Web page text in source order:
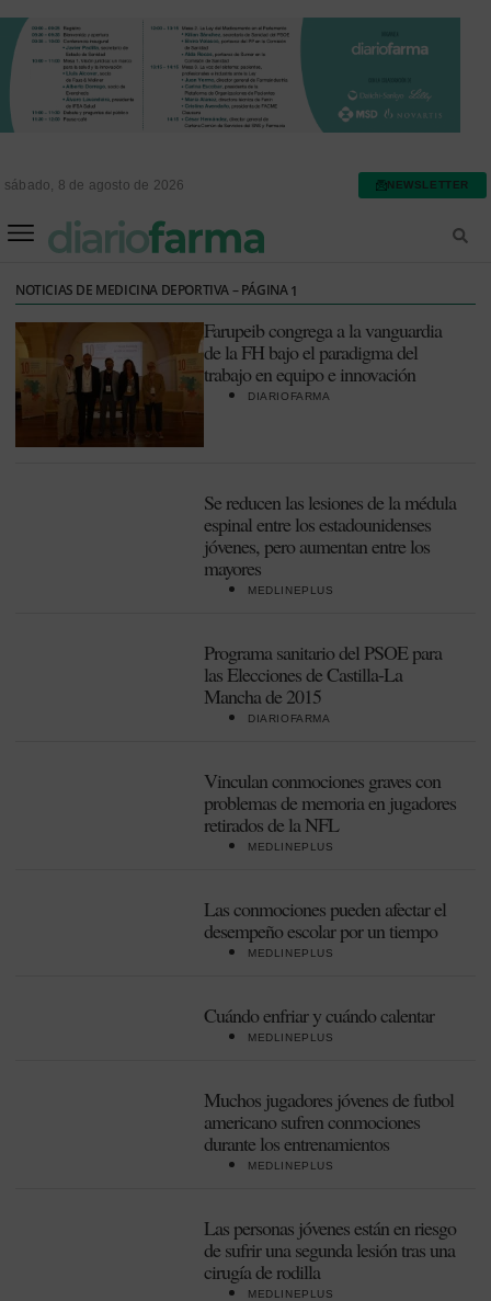
sábado, 8 de agosto de 2026 NEWSLETTER
NOTICIAS DE MEDICINA DEPORTIVA – PÁGINA1
Farupeib congrega a la vanguardia
de la FH bajo el paradigma del
trabajo en equipo e innovación
DIARIOFARMA
Se reducen las lesiones de la médula
espinal entre los estadounidenses
jóvenes, pero aumentan entre los
mayores
MEDLINEPLUS
Programa sanitario del PSOE para
las Elecciones de Castilla-La
Mancha de 2015
DIARIOFARMA
Vinculan conmociones graves con
problemas de memoria en jugadores
retirados de la NFL
MEDLINEPLUS
Las conmociones pueden afectar el
desempeño escolar por un tiempo
MEDLINEPLUS
Cuándo enfriar y cuándo calentar
MEDLINEPLUS
Muchos jugadores jóvenes de futbol
americano sufren conmociones
durante los entrenamientos
MEDLINEPLUS
Las personas jóvenes están en riesgo
de sufrir una segunda lesión tras una
cirugía de rodilla
MEDLINEPLUS